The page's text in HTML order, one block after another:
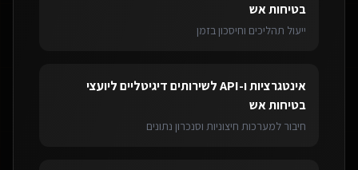
בטיחות אש
ייעול תהליכים וחיסכון בזמן
אינטגרציות ו-API לשירותים דיגיטליים ליועצי
בטיחות אש
חיבור למערכות חיצוניות וסנכרון נתונים